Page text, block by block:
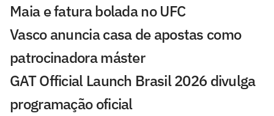
Maia e fatura bolada no UFC
Vasco anuncia casa de apostas como
patrocinadora máster
GAT Official Launch Brasil 2026 divulga
programação oficial